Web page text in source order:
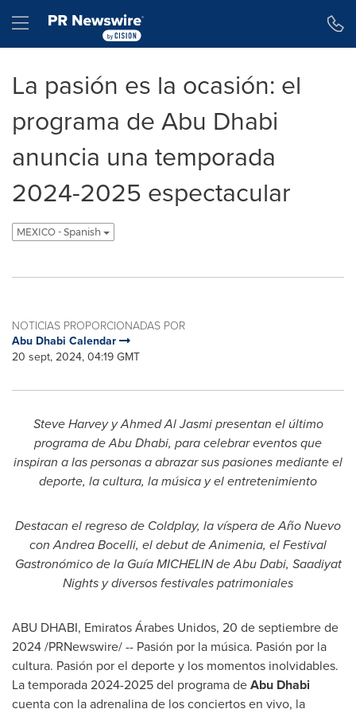
Hamburger menu
La pasión es la ocasión: el
programa de Abu Dhabi
anuncia una temporada
2024-2025 espectacular
MEXICO - Spanish
NOTICIAS PROPORCIONADAS POR
Abu Dhabi Calendar
20 sept, 2024, 04:19 GMT
Steve HarveyyAhmed Al Jasmipresentan el último
programa deAbu Dhabi, para celebrar eventos que
inspiran a las personas a abrazar sus pasiones mediante el
deporte, la cultura, la música y el entretenimiento
Destacan el regreso de Coldplay, la víspera de Año Nuevo
conAndrea Bocelli, el debut de Animenia, el Festival
Gastronómico de la Guía MICHELIN de Abu Dabi, Saadiyat
Nights y diversos festivales patrimoniales
ABU DHABI, Emiratos Árabes Unidos, 20 de septiembre de
2024/PRNewswire/ -- Pasión por la música. Pasión por la
cultura. Pasión por el deporte y los momentos inolvidables.
La temporada 2024-2025 del programa deAbu Dhabi
cuenta con la adrenalina de los conciertos en vivo, la